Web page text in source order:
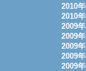
2010年
2010年
2009年
2009年
2009年
2009年
2009年